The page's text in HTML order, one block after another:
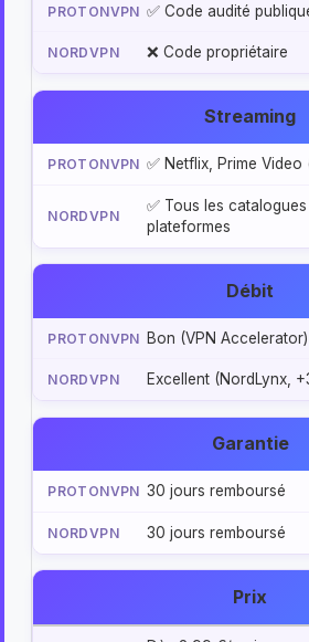
✅ Code audité
❌ Code propriétaire
Streaming
✅ Netflix, Prime
✅ Tous les
plateformes
Débit
Bon (VPN Accelerator)
Excellent (NordLynx,
Garantie
30 jours remboursé
30 jours remboursé
Prix